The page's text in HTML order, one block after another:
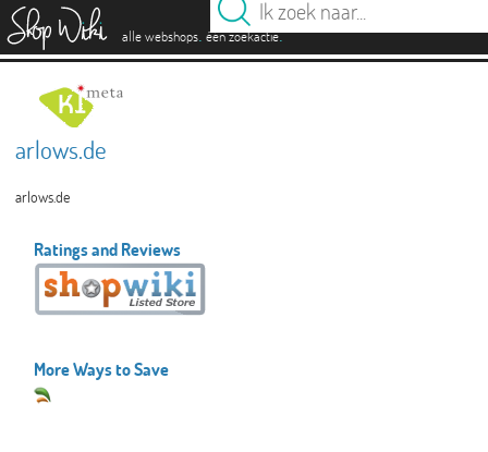
alle webshops. één zoekactie.
arlows.de
arlows.de
Ratings and Reviews
More Ways to Save